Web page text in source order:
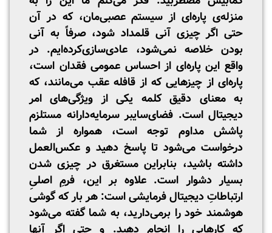
منزله‌ی پاره‌ای از سیستم عصبی‌مان، که در آن
حتی اگر چیزی آنی قلمداد شود، صرفاً به آنی
بودن خلاصه نمی‌شود، عادی‌سازی‌کرده‌ایم. در
واقع این پاره‌ای از احساس عمومی فقدان است،
پاره‌ای از چیزهایی که از قافله عقب می‌مانند‌، که
به معنای دقیق کلمه یکی از ویژگی‌های امر
دیجیتال است. فضای‌سایبر سرمایه‌دارانه مستلزم
پاشش مداوم توجه است، همواره از شما
درخواست می‌شود تا پاسخ دهید و عکس‌العمل
داشته باشید، بنابراین مستغرق در چیزی شدن
بسیار دشوار است. علاوه بر این، فرمِ اصلیِ
ارتباطاتِ دیجیتال فرمایشی است: هر بار که گوشی
هوشمند خود را برمی‌دارید، به شما گفته می‌شود
که کارهایی را انجام دهید. و حتی اگر آنها